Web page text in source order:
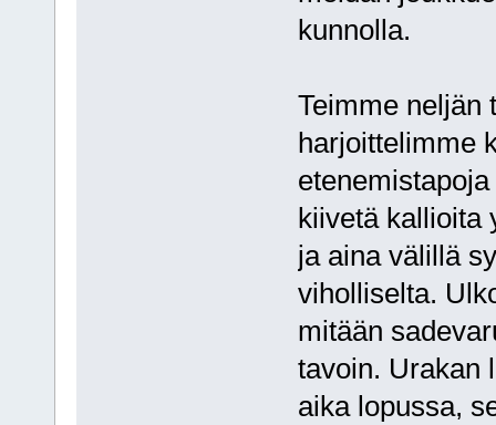
kunnolla.
Teimme neljän
harjoittelimme
kiivetä kallioita
ja aina välillä
viholliselta.
mitään
tavoin. Urakan
aika lopussa,